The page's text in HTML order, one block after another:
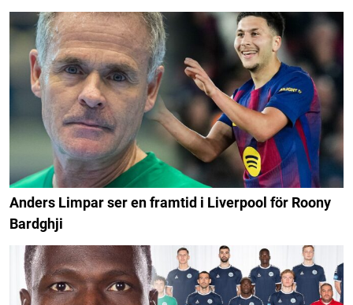
Anders Limpar ser en framtid i Liverpool för Roony
Bardghji